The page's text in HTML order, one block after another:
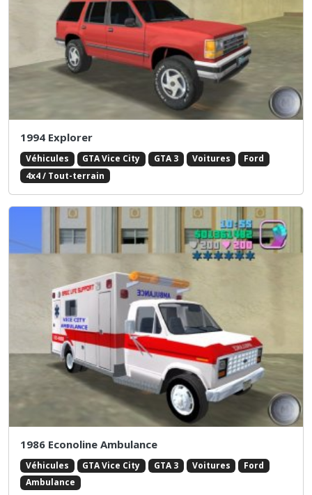
1994 Explorer
Véhicules GTA Vice City GTA 3 Voitures
Ford
4x4 / Tout-terrain
1986 Econoline Ambulance
Véhicules GTA Vice City GTA 3 Voitures
Ford
Ambulance